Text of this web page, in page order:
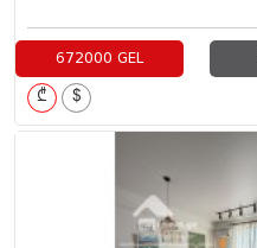
672000 GEL
₾ $